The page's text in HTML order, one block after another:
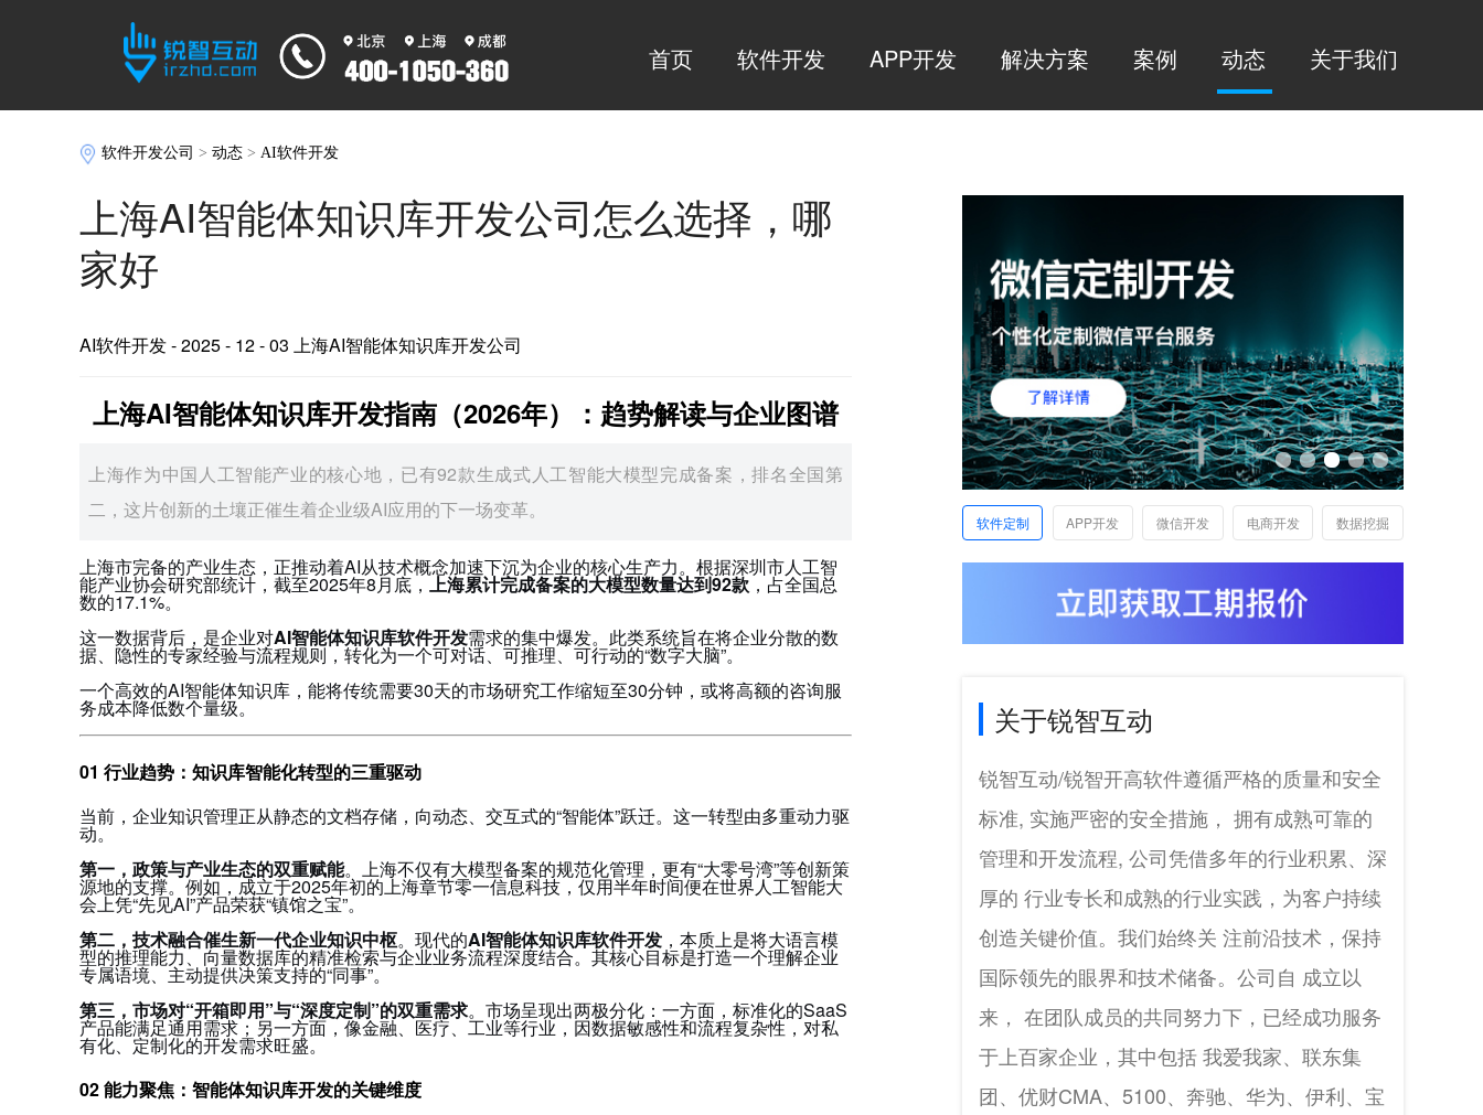
首页 软件开发 APP开发 解决方案 案例 动态 关于我们
软件开发公司 >动态 >AI软件开发
上海AI智能体知识库开发公司怎么选择，哪
家好
AI软件开发- 2025 - 12 - 03 上海AI智能体知识库开发公司
上海AI智能体知识库开发指南（2026年）：趋势解读与企业图谱
上海作为中国人工智能产业的核心地，已有92款生成式人工智能大模型完成备案，排名全国第
二，这片创新的土壤正催生着企业级AI应用的下一场变革。
上海市完备的产业生态，正推动着AI从技术概念加速下沉为企业的核心生产力。根据深圳市人工智
能产业协会研究部统计，截至2025年8月底，上海累计完成备案的大模型数量达到92款，占全国总
数的17.1%。
这一数据背后，是企业对AI智能体知识库软件开发需求的集中爆发。此类系统旨在将企业分散的数
据、隐性的专家经验与流程规则，转化为一个可对话、可推理、可行动的“数字大脑”。
一个高效的AI智能体知识库，能将传统需要30天的市场研究工作缩短至30分钟，或将高额的咨询服
务成本降低数个量级。
01 行业趋势：知识库智能化转型的三重驱动
当前，企业知识管理正从静态的文档存储，向动态、交互式的“智能体”跃迁。这一转型由多重动力驱
动。
第一，政策与产业生态的双重赋能。上海不仅有大模型备案的规范化管理，更有“大零号湾”等创新策
源地的支撑。例如，成立于2025年初的上海章节零一信息科技，仅用半年时间便在世界人工智能大
会上凭“先见AI”产品荣获“镇馆之宝”。
第二，技术融合催生新一代企业知识中枢。现代的AI智能体知识库软件开发 ，本质上是将大语言模
型的推理能力、向量数据库的精准检索与企业业务流程深度结合。其核心目标是打造一个理解企业
专属语境、主动提供决策支持的“同事”。
第三，市场对“开箱即用”与“深度定制”的双重需求。市场呈现出两极分化：一方面，标准化的SaaS
产品能满足通用需求；另一方面，像金融、医疗、工业等行业，因数据敏感性和流程复杂性，对私
有化、定制化的开发需求旺盛。
02 能力聚焦：智能体知识库开发的关键维度
软件定制 APP开发 微信开发 电商开发 数据挖掘
关于锐智互动
锐智互动/锐智开高软件遵循严格的质量和安全
标准, 实施严密的安全措施， 拥有成熟可靠的
管理和开发流程, 公司凭借多年的行业积累、深
厚的 行业专长和成熟的行业实践，为客户持续
创造关键价值。我们始终关 注前沿技术，保持
国际领先的眼界和技术储备。公司自 成立以
来， 在团队成员的共同努力下，已经成功服务
于上百家企业，其中包括 我爱我家、联东集
团、优财CMA、5100、奔驰、华为、伊利、宝